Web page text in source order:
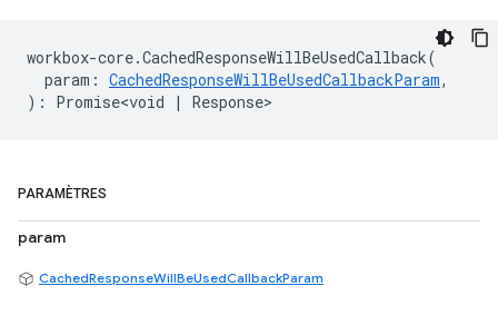
workbox-core.CachedResponseWillBeUsedCallback(
param : CachedResponseWillBeUsedCallbackParam,
) : Promise<void | Response>
PARAMÈTRES
param
CachedResponseWillBeUsedCallbackParam